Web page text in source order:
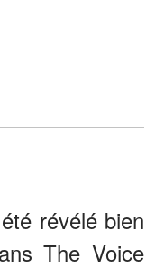
révélé bien
The Voice